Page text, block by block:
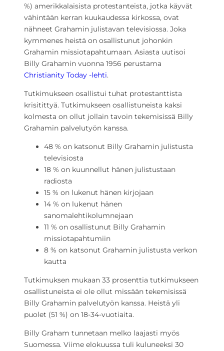
%) amerikkalaisista protestanteista, jotka käyvät
vähintään kerran kuukaudessa kirkossa, ovat
nähneet Grahamin julistavan televisiossa. Joka
kymmenes heistä on osallistunut johonkin
Grahamin missiotapahtumaan. Asiasta uutisoi
Billy Grahamin vuonna 1956 perustama
Christianity Today -lehti.
Tutkimukseen osallistui tuhat protestanttista
krisitittyä. Tutkimukseen osallistuneista kaksi
kolmesta on ollut jollain tavoin tekemisissä Billy
Grahamin palvelutyön kanssa.
48 % on katsonut Billy Grahamin julistusta
televisiosta
18 % on kuunnellut hänen julistustaan
radiosta
15 % on lukenut hänen kirjojaan
14 % on lukenut hänen
sanomalehtikolumnejaan
11 % on osallistunut Billy Grahamin
missiotapahtumiin
8 % on katsonut Grahamin julistusta verkon
kautta
Tutkimuksen mukaan 33 prosenttia tutkimukseen
osallistuneista ei ole ollut missään tekemisissä
Billy Grahamin palvelutyön kanssa. Heistä yli
puolet (51 %) on 18-34-vuotiaita.
Billy Graham tunnetaan melko laajasti myös
Suomessa. Viime elokuussa tuli kuluneeksi 30